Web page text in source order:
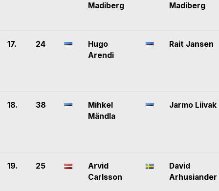
Madiberg
Madiberg
17. 24
Hugo
Arendi
Rait Jansen
18. 38
Mihkel
Mändla
Jarmo Liivak
19. 25
Arvid
Carlsson
David
Arhusiander